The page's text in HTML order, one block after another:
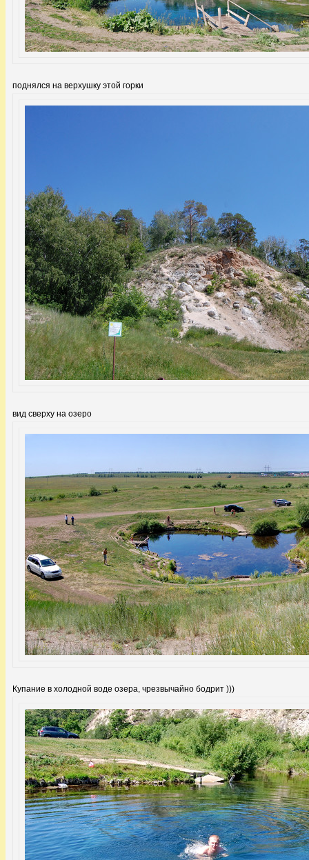
поднялся на верхушку этой горки
вид сверху на озеро
Купание в холодной воде озера, чрезвычайно бодрит )))